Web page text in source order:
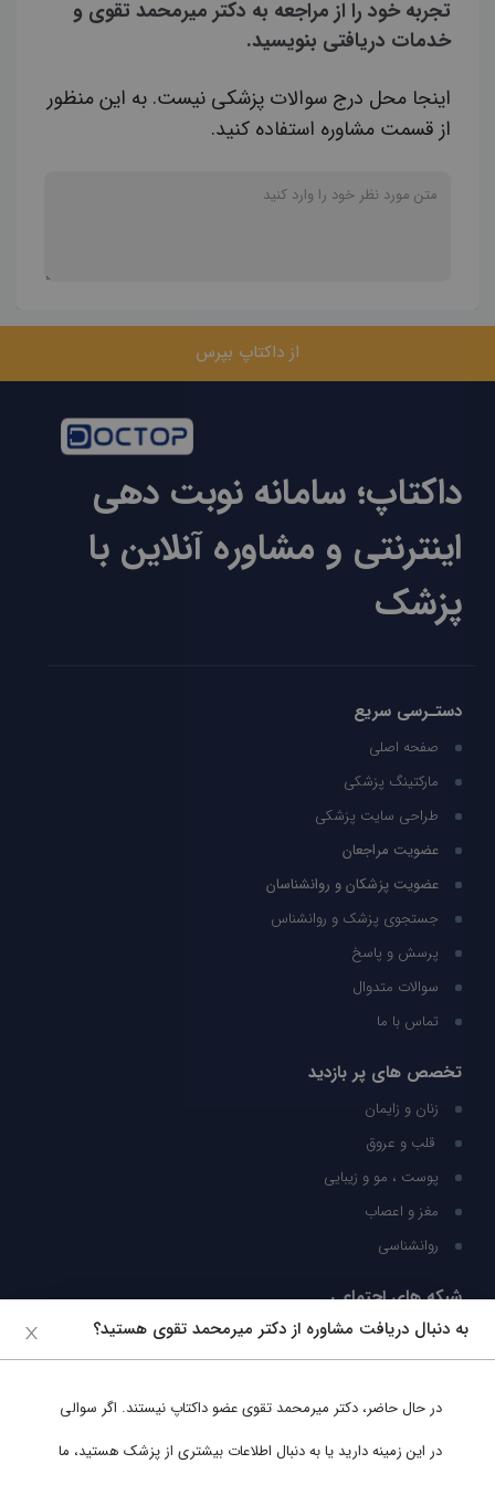
تجربه خود را از مراجعه به دکتر میرمحمد تقوی و
خدمات دریافتی بنویسید.
اینجا محل درج سوالات پزشکی نیست. به این منظور
از قسمت مشاوره استفاده کنید.
از داکتاپ بپرس
داکتاپ؛ سامانه نوبت دهی
اینترنتی و مشاوره آنلاین با
پزشک
دستـرسی سریع
صفحه اصلی
مارکتینگ پزشکی
طراحی سایت پزشکی
عضویت مراجعان
عضویت پزشکان و روانشناسان
جستجوی پزشک و روانشناس
پرسش و پاسخ
سوالات متدوال
تماس با ما
تخصص های پر بازدید
زنان و زایمان
قلب و عروق
پوست ، مو و زیبایی
مغز و اعصاب
روانشناسی
شبکه های اجتماعی
ما را در شبکه های اجتماعی دنبال کنید
به دنبال دریافت مشاوره از دکتر میرمحمد تقوی هستید؟
در حال حاضر، دکتر میرمحمد تقویعضو داکتاپ نیستند. اگر سوالی
در این زمینه دارید یا به دنبال اطلاعات بیشتری از پزشک هستید، ما